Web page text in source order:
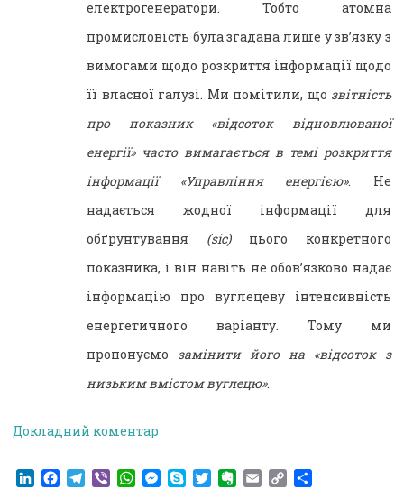
електрогенератори. Тобто атомна
промисловість була згадана лише у зв’язку з
вимогами щодо розкриття інформації щодо
її власної галузі. Ми помітили, що звітність
про показник «відсоток відновлюваної
енергії» часто вимагається в темі розкриття
інформації «Управління енергією». Не
надається жодної інформації для
обґрунтування (sic)цього конкретного
показника, і він навіть не обов’язково надає
інформацію про вуглецеву інтенсивність
енергетичного варіанту. Тому ми
пропонуємо замінити його на «відсоток з
низьким вмістом вуглецю».
Докладний коментар
LinkedIn
Facebook
Telegram
ViberWhatsApp
Messenger
SkypeTwitterEvernote
EmailCopy